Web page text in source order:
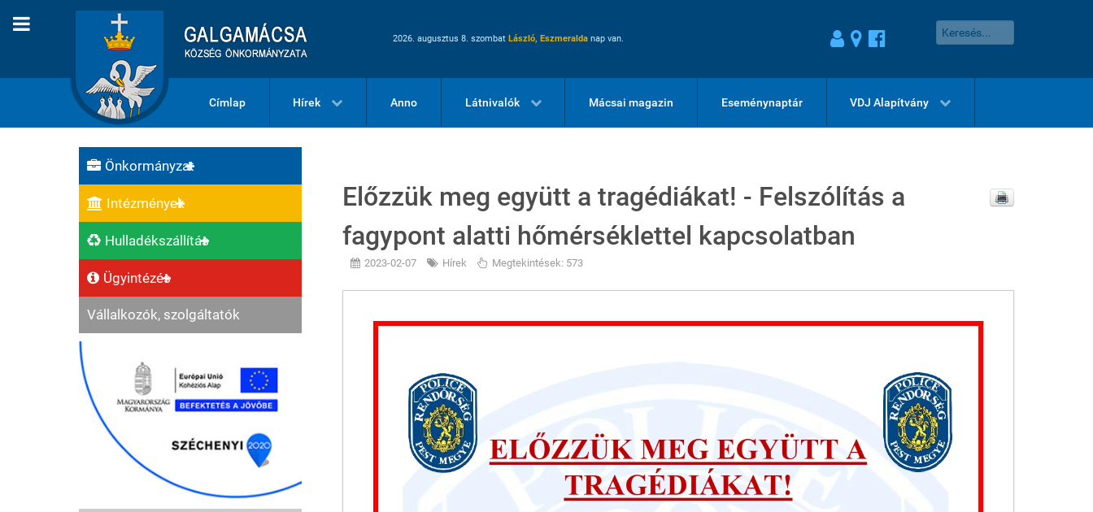
2026. augusztus 8. szombat László, Eszmeralda nap van.
Címlap Hírek Anno Látnivalók Mácsai magazin Eseménynaptár VDJ Alapítvány
Önkormányzat
Intézmények
Hulladékszállítás
Ügyintézés
Vállalkozók, szolgáltatók
Előzzük meg együtt a tragédiákat! - Felszólítás a
fagypont alatti hőmérséklettel kapcsolatban
2023-02-07 Hírek Megtekintések: 573